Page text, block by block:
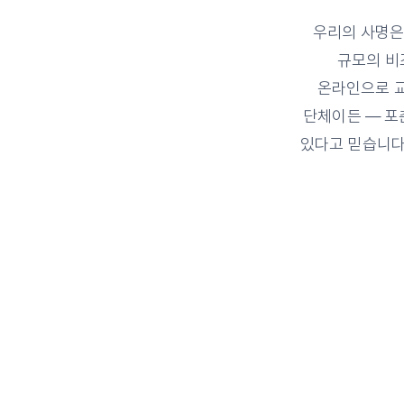
우리의 사명
규모의 비
온라인으로
단체이든 — 포
있다고 믿습니